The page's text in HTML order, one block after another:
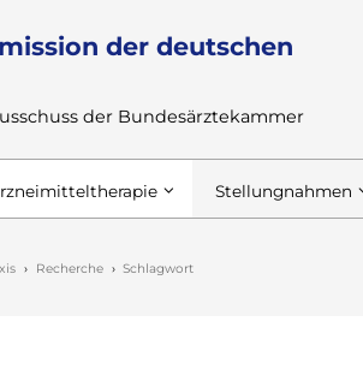
der deutschen
der Bundesärztekammer
Stellungnahmen
Recherche Schlagwort